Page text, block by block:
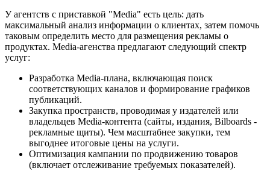
У агентств с приставкой "Media" есть цель: дать
максимальный анализ информации о клиентах, затем помочь
таковым определить место для размещения рекламы о
продуктах. Media-агенства предлагают следующий спектр
услуг:
Разработка Media-плана, включающая поиск
соответствующих каналов и формирование графиков
публикаций.
Закупка пространств, проводимая у издателей или
владельцев Media-контента (сайты, издания, Bilboards -
рекламные щиты). Чем масштабнее закупки, тем
выгоднее итоговые цены на услуги.
Оптимизация кампании по продвижению товаров
(включает отслеживание требуемых показателей).